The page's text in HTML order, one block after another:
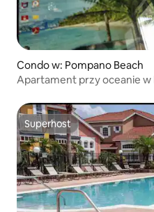
Condo w: Pompano Beach
Apartament przy oceanie w
Superhost
Superhost